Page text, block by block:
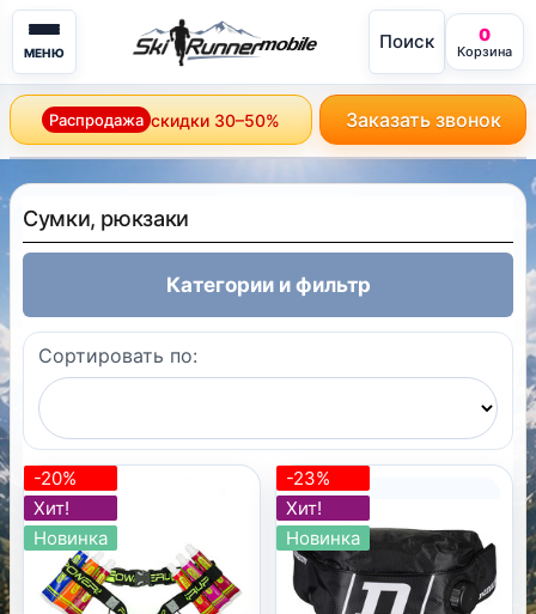
МЕНЮ mobile Поиск 0
Корзина
Распродажа скидки 30–50% Заказать звонок
Сумки, рюкзаки
Категории и фильтр
Сортировать по:
-20%
Хит!
Новинка
-23%
Хит!
Новинка